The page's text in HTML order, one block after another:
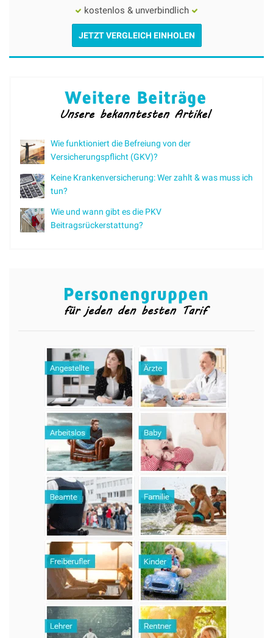
kostenlos & unverbindlich
JETZT VERGLEICH EINHOLEN
Wie funktioniert die Befreiung von der
Versicherungspflicht (GKV)?
Keine Krankenversicherung: Wer zahlt & was muss ich
tun?
Wie und wann gibt es die PKV
Beitragsrückerstattung?